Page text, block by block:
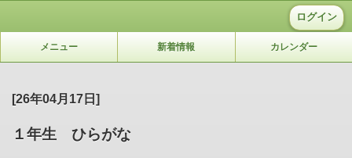
ログイン
メニュー 新着情報 カレンダー
[26年04月17日]
１年生 ひらがな